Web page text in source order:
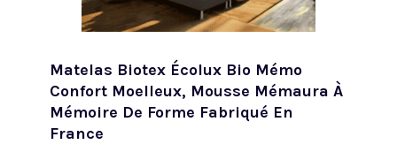
Matelas Biotex Écolux Bio Mémo
Confort Moelleux, Mousse Mémaura À
Mémoire De Forme Fabriqué En
France